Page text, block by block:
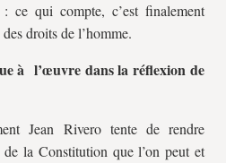
qui compte, c’est finalement
droits de l’homme.
à l’œuvre dans la réflexion de
Jean Rivero tente de rendre
la Constitution que l’on peut et